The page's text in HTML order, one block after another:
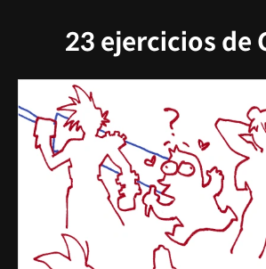
23 ejercicios de